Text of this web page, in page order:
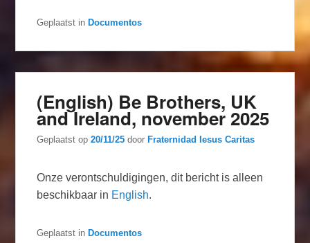
Geplaatst in Documentos
(English) Be Brothers, UK
and Ireland, november 2025
Geplaatst op20/11/25 doorFraternidad Iesus Caritas
Onze verontschuldigingen, dit bericht is alleen
beschikbaar in English.
Geplaatst in Documentos